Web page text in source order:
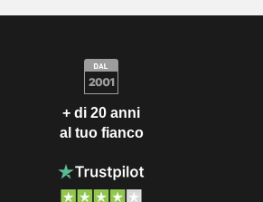
+ di 20 anni
al tuo fianco